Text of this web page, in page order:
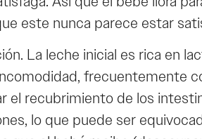
este nunca parece estar
La leche inicial es rica en
frecuentemente
recubrimiento de los
lo que puede ser